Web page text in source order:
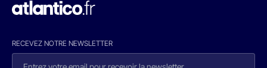
RECEVEZ NOTRE NEWSLETTER